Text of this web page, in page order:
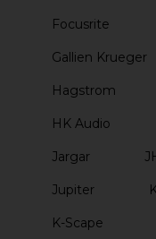
Focusrite
Gallien Krueger
Hagstrom
HK Audio
Jargar
Jupiter
K-Scape